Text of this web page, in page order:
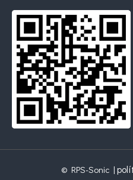
© RPS-Sonic |